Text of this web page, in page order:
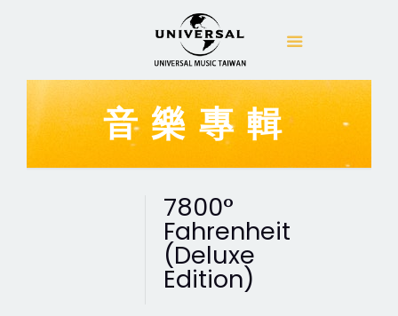
音樂專輯
7800°
Fahrenheit
(Deluxe
Edition)